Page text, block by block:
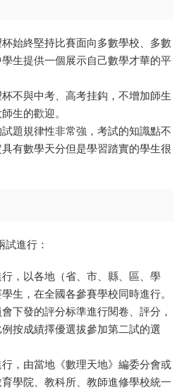
杯始終堅持比賽面向多數學校、多數
生提供一個展示自己數學才華的平
杯不與中考、高考挂鈎，不增加師生
生的歡迎。
試題規律性非常強，考試的知識點不
有數學天分但是學習踏實的學生很
進行：
行，以各地（省、市、縣、區、學
生，在全國各參賽學校同時進行。
下發的評分标準進行閱卷、評分，
按成績擇優選拔參加第二試的選
行，由當地《數理天地》編委分會或
學院、教科所、教師進修學校統一